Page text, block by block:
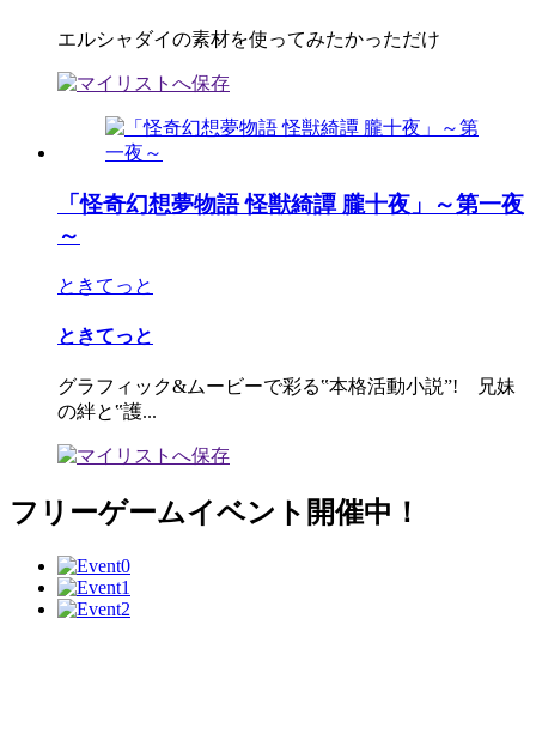
エルシャダイの素材を使ってみたかっただけ
「怪奇幻想夢物語 怪獣綺譚 朧十夜」～第一夜
～
ときてっと
ときてっと
グラフィック&ムービーで彩る‟本格活動小説”! 兄妹
の絆と‟護...
フリーゲームイベント開催中！